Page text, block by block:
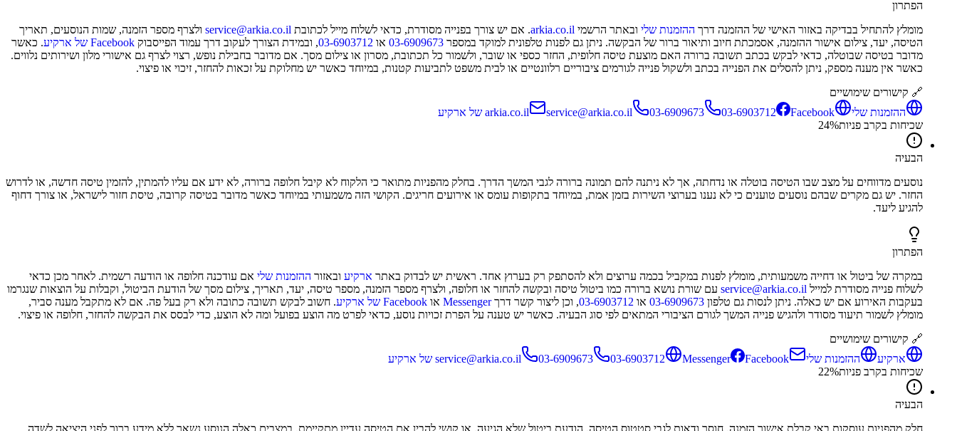
הפתרון
מומלץ להתחיל בבדיקה באזור האישי של ההזמנה דרך ההזמנות שלי ובאתר הרשמי arkia.co.il. אם יש צורך בפנייה מסודרת, כדאי לשלוח מייל לכתובת service@arkia.co.il ולצרף מספר הזמנה, שמות הנוסעים, תאריך
הטיסה, יעד, צילום אישור ההזמנה, אסמכתת חיוב ותיאור ברור של הבקשה. ניתן גם לפנות טלפונית למוקד במספר 03-6909673 או 03-6903712, ובמידת הצורך לעקוב דרך עמוד הפייסבוק Facebook של ארקיע
. כאשר
מדובר בטיסה שבוטלה, כדאי לבקש בכתב תשובה ברורה האם מוצעת טיסה חלופית, החזר כספי או שובר, ולשמור כל תכתובת, מסרון או צילום מסך. אם מדובר בחבילת נופש, רצוי לצרף גם אישורי מלון ושירותים נלווים.
כאשר אין מענה מספק, ניתן להסלים את הפנייה בכתב ולשקול פנייה לגורמים ציבוריים רלוונטיים או לבית משפט לתביעות קטנות, במיוחד כאשר יש מחלוקת על זכאות להחזר, זיכוי או פיצוי.
🔗 קישורים שימושיים
ההזמנות שלי
arkia.co.il service@arkia.co.il 03-6909673 03-6903712
Facebook של ארקיע
שכיחות בקרב פניות
24%
הבעיה
נוסעים מדווחים על מצב שבו הטיסה בוטלה או נדחתה, אך לא ניתנה להם תמונה ברורה לגבי המשך הדרך. בחלק מהפניות מתואר כי הלקוח לא קיבל חלופה ברורה, לא ידע אם עליו להמתין, להזמין טיסה חדשה, או לדרוש
החזר. יש גם מקרים שבהם נוסעים טוענים כי לא נענו בערוצי השירות בזמן אמת, במיוחד בתקופות עומס או אירועים חריגים. הקושי הזה משמעותי במיוחד כאשר מדובר בטיסה קרובה, טיסת חזור לישראל, או צורך דחוף
להגיע ליעד.
הפתרון
במקרה של ביטול או דחייה משמעותית, מומלץ לפנות במקביל בכמה ערוצים ולא להסתפק רק בערוץ אחד. ראשית יש לבדוק באתר ארקיע ובאזור ההזמנות שלי אם עודכנה חלופה או הודעה רשמית. לאחר מכן כדאי
לשלוח פנייה מסודרת למייל service@arkia.co.il עם שורת נושא ברורה כמו ביטול טיסה ובקשה להחזר או חלופה, ולצרף מספר הזמנה, מספר טיסה, יעד, תאריך, צילום מסך של הודעת הביטול, וקבלות על הוצאות שנגרמו
בעקבות האירוע אם יש כאלה. ניתן לנסות גם טלפון 03-6909673 או 03-6903712, וכן ליצור קשר דרךMessenger או Facebook של ארקיע
. חשוב לבקש תשובה כתובה ולא רק בעל פה. אם לא מתקבל מענה סביר,
מומלץ לשמור תיעוד מסודר ולהגיש פנייה המשך לגורם הציבורי המתאים לפי סוג הבעיה. כאשר יש טענה על הפרת זכויות נוסע, כדאי לפרט מה הוצע בפועל ומה לא הוצע, כדי לבסס את הבקשה להחזר, חלופה או פיצוי.
🔗 קישורים שימושיים
ארקיע
ההזמנות שלי service@arkia.co.il 03-6909673 03-6903712 Messenger
Facebook של ארקיע
שכיחות בקרב פניות
22%
הבעיה